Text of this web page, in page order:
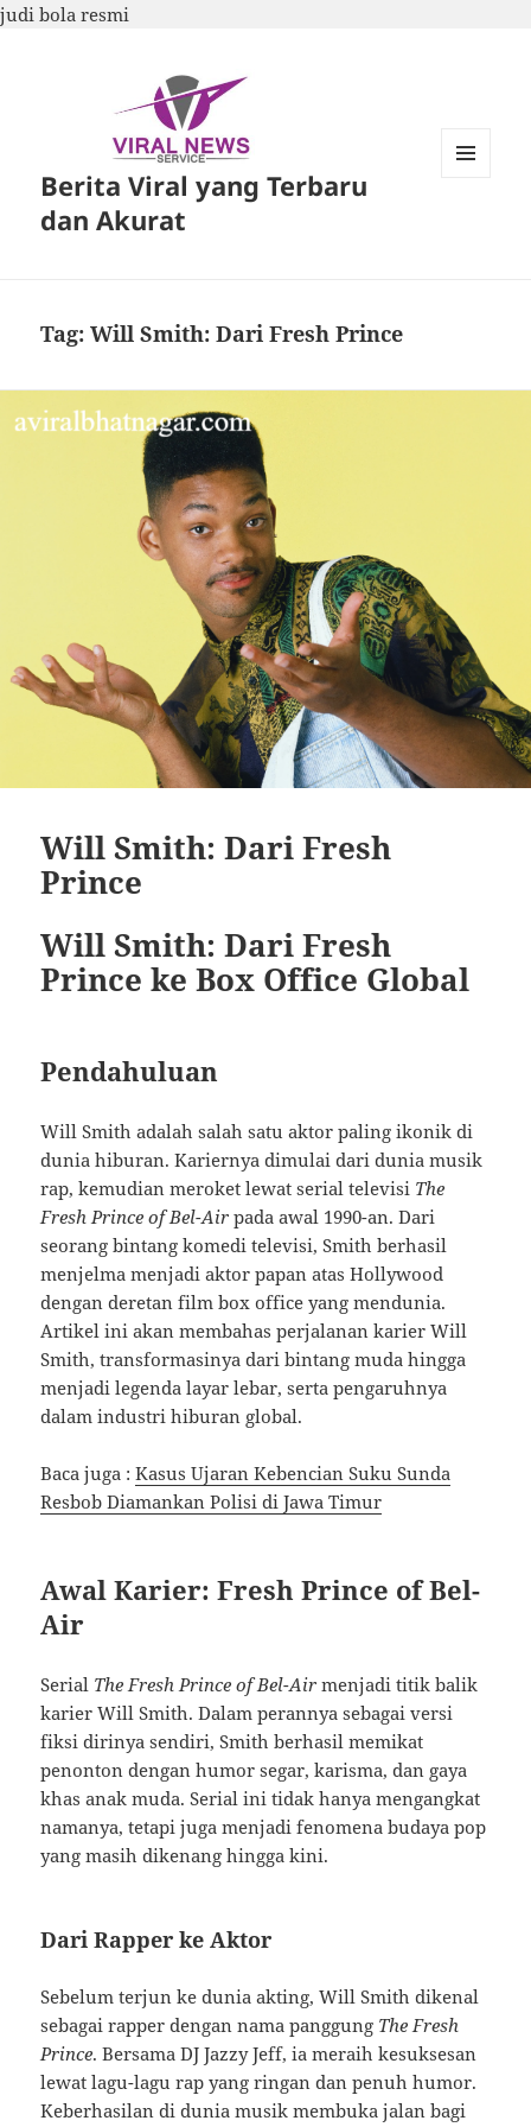
judi bola resmi
Berita Viral yang Terbaru
dan Akurat
Tag:Will Smith: Dari Fresh Prince
Will Smith: Dari Fresh
Prince
Will Smith: Dari Fresh
Prince ke Box Office Global
Pendahuluan
Will Smith adalah salah satu aktor paling ikonik di
dunia hiburan. Kariernya dimulai dari dunia musik
rap, kemudian meroket lewat serial televisi The
Fresh Prince of Bel-Air pada awal 1990-an. Dari
seorang bintang komedi televisi, Smith berhasil
menjelma menjadi aktor papan atas Hollywood
dengan deretan film box office yang mendunia.
Artikel ini akan membahas perjalanan karier Will
Smith, transformasinya dari bintang muda hingga
menjadi legenda layar lebar, serta pengaruhnya
dalam industri hiburan global.
Baca juga :Kasus Ujaran Kebencian Suku Sunda
Resbob Diamankan Polisi di Jawa Timur
Awal Karier: Fresh Prince of Bel-
Air
Serial The Fresh Prince of Bel-Air menjadi titik balik
karier Will Smith. Dalam perannya sebagai versi
fiksi dirinya sendiri, Smith berhasil memikat
penonton dengan humor segar, karisma, dan gaya
khas anak muda. Serial ini tidak hanya mengangkat
namanya, tetapi juga menjadi fenomena budaya pop
yang masih dikenang hingga kini.
Dari Rapper ke Aktor
Sebelum terjun ke dunia akting, Will Smith dikenal
sebagai rapper dengan nama panggung The Fresh
Prince. Bersama DJ Jazzy Jeff, ia meraih kesuksesan
lewat lagu-lagu rap yang ringan dan penuh humor.
Keberhasilan di dunia musik membuka jalan bagi